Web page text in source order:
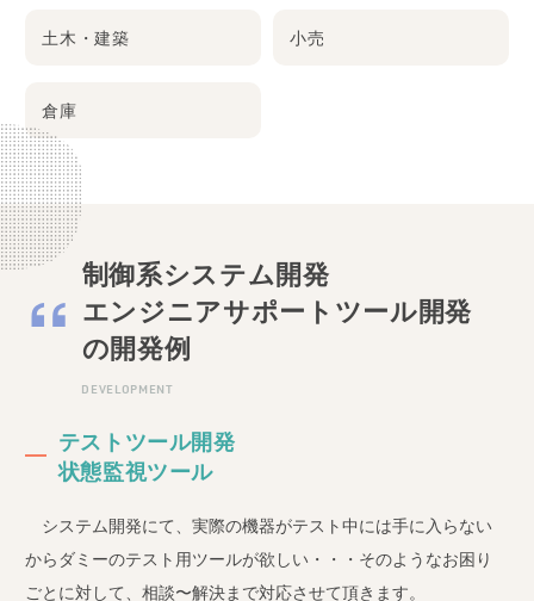
土木・建築 小売
倉庫
制御系システム開発
エンジニアサポートツール開発
の開発例
DEVELOPMENT
テストツール開発
状態監視ツール
システム開発にて、実際の機器がテスト中には手に入らない
からダミーのテスト用ツールが欲しい・・・そのようなお困り
ごとに対して、相談〜解決まで対応させて頂きます。